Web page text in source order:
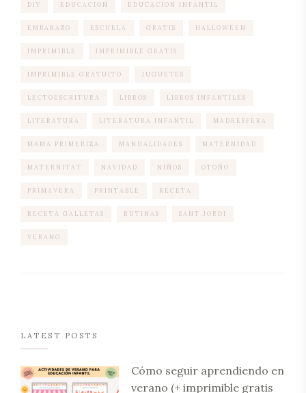
DIY EDUCACION EDUCACION INFANTIL
EMBARAZO ESCUELA GRATIS HALLOWEEN
IMPRIMIBLE IMPRIMIBLE GRATIS
IMPRIMIBLE GRATUITO JUGUETES
LECTOESCRITURA LIBROS LIBROS INFANTILES
LITERATURA LITERATURA INFANTIL MADRESFERA
MAMA PRIMERIZA MANUALIDADES MATERNIDAD
MATERNITAT NAVIDAD NIÑOS OTOÑO
PRIMAVERA PRINTABLE RECETA
RECETA GALLETAS RUTINAS SANT JORDI
VERANO
LATEST POSTS
Cómo seguir aprendiendo en
verano (+ imprimible gratis